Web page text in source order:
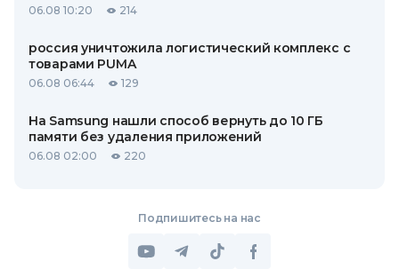
06.08 10:20 214
россия уничтожила логистический комплекс с
товарами PUMA
06.08 06:44 129
На Samsung нашли способ вернуть до 10 ГБ
памяти без удаления приложений
06.08 02:00 220
Подпишитесь на нас